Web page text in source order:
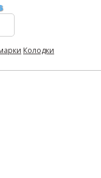
Колодки